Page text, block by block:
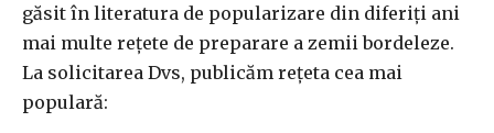
găsit în literatura de popularizare din diferiţi ani
mai multe reţete de preparare a zemii bordeleze.
La solicitarea Dvs, publicăm reţeta cea mai
populară: